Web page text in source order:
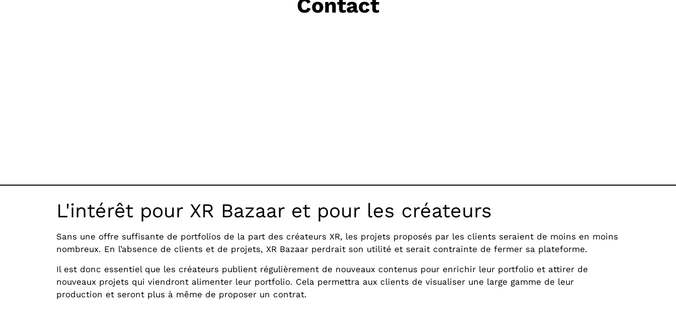
Contact
L'intérêt pour XR Bazaar et pour les créateurs
Sans une offre suffisante de portfolios de la part des créateurs XR, les projets proposés par les clients seraient de moins en moins
nombreux. En l’absence de clients et de projets, XR Bazaar perdrait son utilité et serait contrainte de fermer sa plateforme.
Il est donc essentiel que les créateurs publient régulièrement de nouveaux contenus pour enrichir leur portfolio et attirer de
nouveaux projets qui viendront alimenter leur portfolio. Cela permettra aux clients de visualiser une large gamme de leur
production et seront plus à même de proposer un contrat.